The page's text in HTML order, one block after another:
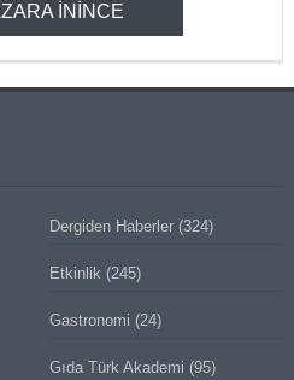
İNİNCE
Dergiden Haberler (324)
Etkinlik (245)
Gastronomi (24)
Gıda Türk Akademi (95)